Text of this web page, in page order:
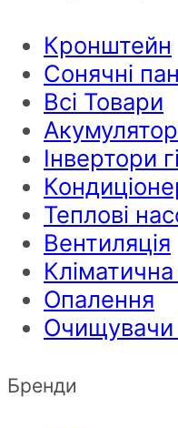
Кронштейн
Сонячні
Всі Товари
Інвертори
Теплові
Вентиляція
Опалення
Очищувачи
Бренди